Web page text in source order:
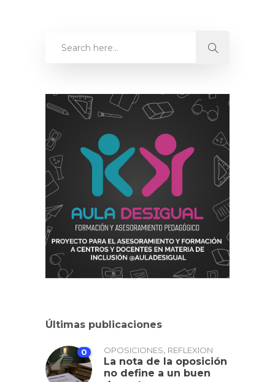
Últimas publicaciones
0 OPOSICIONES, REFLEXION
La nota de la oposición
no define a un buen